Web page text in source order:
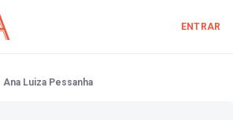
ENTRAR
Ana Luiza Pessanha